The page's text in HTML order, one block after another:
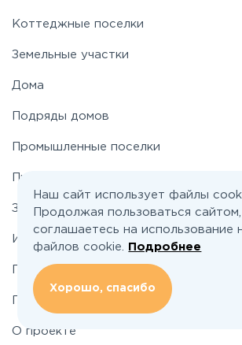
Новорижское
Носовихинское
Рогачёвское
Симферопольское
Коттеджные поселки
Земельные участки
Дома
Подряды домов
Промышленные поселки
Промышленные участки
Застройщикам
Инвесторам
По шоссе
По районам
О проекте
Наш сайт использует файлы
Продолжая пользоваться
соглашаетесь на использование
файлов cookie.
Подробнее
Хорошо, спасибо